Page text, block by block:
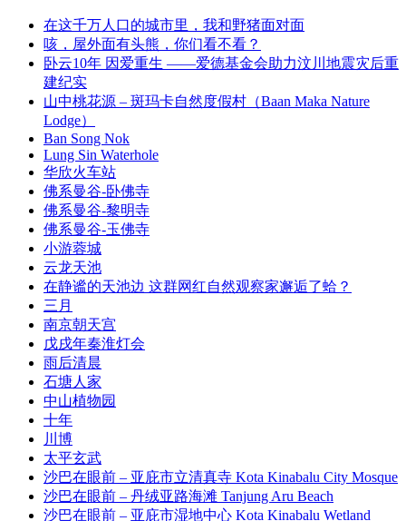
在这千万人口的城市里，我和野猪面对面
咳，屋外面有头熊，你们看不看？
卧云10年 因爱重生 ——爱德基金会助力汶川地震灾后重
建纪实
山中桃花源 – 斑玛卡自然度假村（Baan Maka Nature
Lodge）
Ban Song Nok
Lung Sin Waterhole
华欣火车站
佛系曼谷-卧佛寺
佛系曼谷-黎明寺
佛系曼谷-玉佛寺
小游蓉城
云龙天池
在静谧的天池边 这群网红自然观察家邂逅了蛤？
三月
南京朝天宫
戊戌年秦淮灯会
雨后清晨
石塘人家
中山植物园
十年
川博
太平玄武
沙巴在眼前 – 亚庇市立清真寺 Kota Kinabalu City Mosque
沙巴在眼前 – 丹绒亚路海滩 Tanjung Aru Beach
沙巴在眼前 – 亚庇市湿地中心 Kota Kinabalu Wetland